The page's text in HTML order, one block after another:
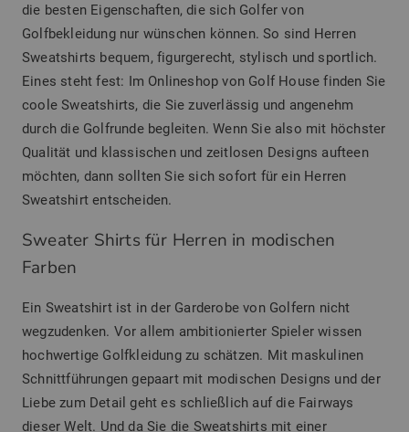
die besten Eigenschaften, die sich Golfer von
Golfbekleidung nur wünschen können. So sind Herren
Sweatshirts bequem, figurgerecht, stylisch und sportlich.
Eines steht fest: Im Onlineshop von Golf House finden Sie
coole Sweatshirts, die Sie zuverlässig und angenehm
durch die Golfrunde begleiten. Wenn Sie also mit höchster
Qualität und klassischen und zeitlosen Designs aufteen
möchten, dann sollten Sie sich sofort für ein Herren
Sweatshirt entscheiden.
Sweater Shirts für Herren in modischen
Farben
Ein Sweatshirt ist in der Garderobe von Golfern nicht
wegzudenken. Vor allem ambitionierter Spieler wissen
hochwertige Golfkleidung zu schätzen. Mit maskulinen
Schnittführungen gepaart mit modischen Designs und der
Liebe zum Detail geht es schließlich auf die Fairways
dieser Welt. Und da Sie die Sweatshirts mit einer